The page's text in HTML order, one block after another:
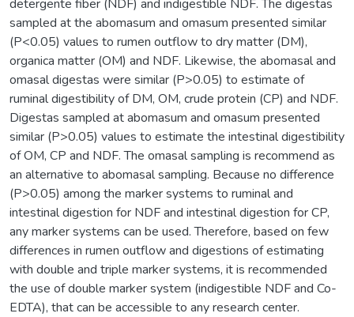
detergente fiber (NDF) and indigestible NDF. The digestas
sampled at the abomasum and omasum presented similar
(P<0.05) values to rumen outflow to dry matter (DM),
organica matter (OM) and NDF. Likewise, the abomasal and
omasal digestas were similar (P>0.05) to estimate of
ruminal digestibility of DM, OM, crude protein (CP) and NDF.
Digestas sampled at abomasum and omasum presented
similar (P>0.05) values to estimate the intestinal digestibility
of OM, CP and NDF. The omasal sampling is recommend as
an alternative to abomasal sampling. Because no difference
(P>0.05) among the marker systems to ruminal and
intestinal digestion for NDF and intestinal digestion for CP,
any marker systems can be used. Therefore, based on few
differences in rumen outflow and digestions of estimating
with double and triple marker systems, it is recommended
the use of double marker system (indigestible NDF and Co-
EDTA), that can be accessible to any research center.